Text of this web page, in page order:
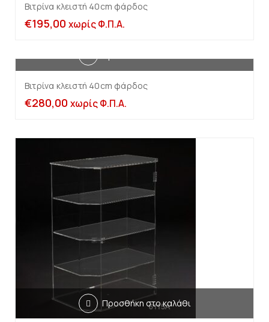
Βιτρίνα κλειστή 40cm φάρδος
€195,00 χωρίς Φ.Π.Α.
Βιτρίνα κλειστή 40cm φάρδος
€280,00 χωρίς Φ.Π.Α.
Προσθήκη στο καλάθι